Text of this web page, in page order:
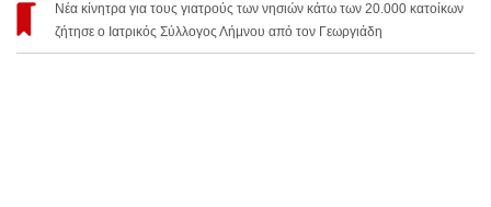
Νέα κίνητρα για τους γιατρούς των νησιών κάτω των 20.000 κατοίκων
ζήτησε ο Ιατρικός Σύλλογος Λήμνου από τον Γεωργιάδη